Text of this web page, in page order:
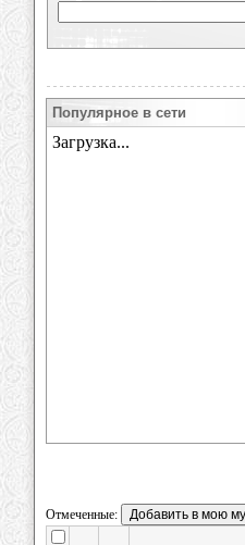
Популярное в сети
Отмеченные: